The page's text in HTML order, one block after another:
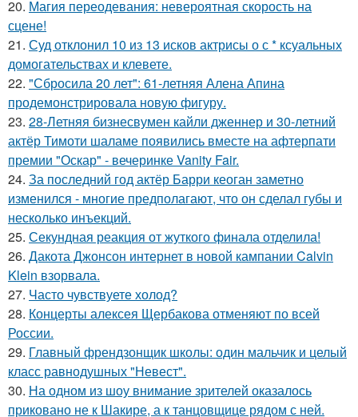
20. Магия переодевания: невероятная скорость на
сцене!
21. Суд отклонил 10 из 13 исков актрисы о с * ксуальных
домогательствах и клевете.
22. "Сбросила 20 лет": 61-летняя Алена Апина
продемонстрировала новую фигуру.
23. 28-Летняя бизнесвумен кайли дженнер и 30-летний
актёр Тимоти шаламе появились вместе на афтерпати
премии "Оскар" - вечеринке Vanity Fair.
24. За последний год актёр Барри кеоган заметно
изменился - многие предполагают, что он сделал губы и
несколько инъекций.
25. Секундная реакция от жуткого финала отделила!
26. Дакота Джонсон интернет в новой кампании Calvin
Klein взорвала.
27. Часто чувствуете холод?
28. Концерты алексея Щербакова отменяют по всей
России.
29. Главный френдзонщик школы: один мальчик и целый
класс равнодушных "Невест".
30. На одном из шоу внимание зрителей оказалось
приковано не к Шакире, а к танцовщице рядом с ней.